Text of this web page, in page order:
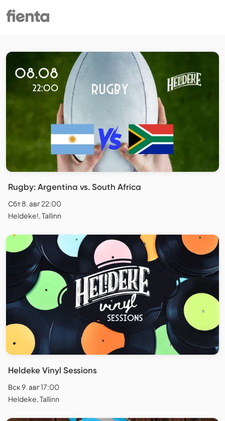
Rugby: Argentina vs. South Africa
Сбт 8. авг 22:00
Heldeke!, Tallinn
Heldeke Vinyl Sessions
Вск 9. авг 17:00
Heldeke, Tallinn